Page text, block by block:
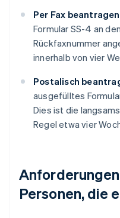
Per Fax
Formular SS-4 an
Rückfaxnummer
innerhalb von vier
Postalisch
ausgefülltes
Dies ist die
Regel etwa vier
Personen, die